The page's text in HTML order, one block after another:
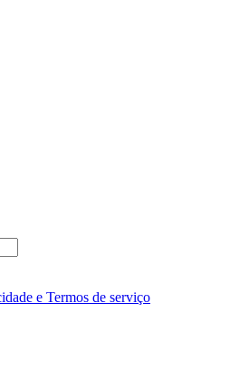
e Termos de serviço